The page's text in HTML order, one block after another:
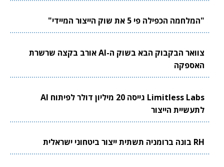
"המלחמה הכפילה פי 5 את שוק הייצור המיידי"
צוואר הבקבוק הבא בשוק ה-AI אורב בקצה שרשרת
האספקה
Limitless Labs גייסה 20 מיליון דולר לפיתוח AI
לתעשיית הייצור
RH בונה ברומניה תשתית ייצור ביטחוני ישראלית